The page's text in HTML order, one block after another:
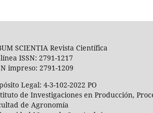
SCIENTIA Revista Científica
ISSN: 2791-1217
impreso: 2791-1209
Legal: 4-3-102-2022 PO
de Investigaciones en Producción,
de Agronomía